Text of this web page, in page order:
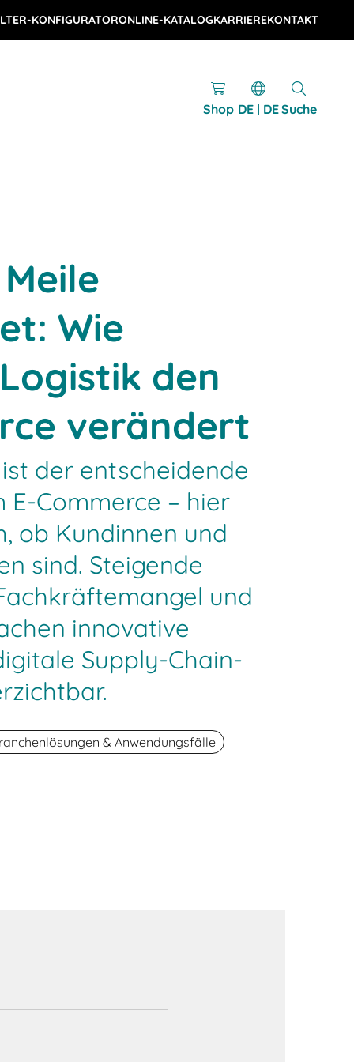
KONFIGURATORONLINE-KATALOGKARRIEREKONTAKT
Shop DE | DESuche
Wie
den
verändert
der entscheidende
Commerce – hier
ob Kundinnen und
sind. Steigende
und
innovative
Supply-Chain-
& Anwendungsfälle